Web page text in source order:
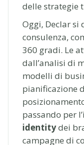
delle strategie
Oggi, Declar si
consulenza,
360 gradi. Le
dall’analisi di
modelli di
pianificazione
passando per
identitydei
campagne di